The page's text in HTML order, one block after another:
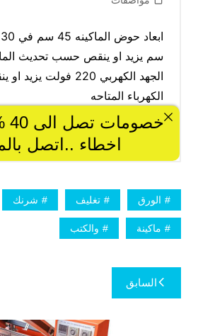
الورق تغليف شرنك
ماكينة والكتب
تصفّح
المقالات
السابق